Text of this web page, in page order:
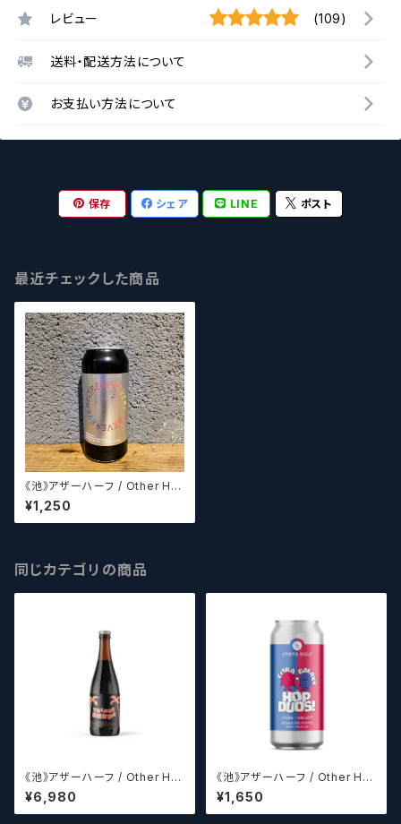
レビュー (109)
送料・配送方法について
お支払い方法について
保存 シェア LINE ポスト
最近チェックした商品
《池》アザーハーフ / Other Hal
f DDH Forever Ever【クラフト
ビールシザーズ】
¥1,250
同じカテゴリの商品
《池》アザーハーフ / Other Hal
f Brewing Triple Drupe【ク
ラフトビールシザーズ】
¥6,980
《池》アザーハーフ / Other Hal
f Brewing Hop Duos! - Citr
a + Galaxy 【クラフトビールシ
ザーズ】
¥1,650